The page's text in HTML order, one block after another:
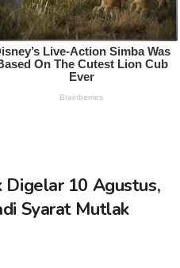
Digelar 10 Agustus,
Syarat Mutlak